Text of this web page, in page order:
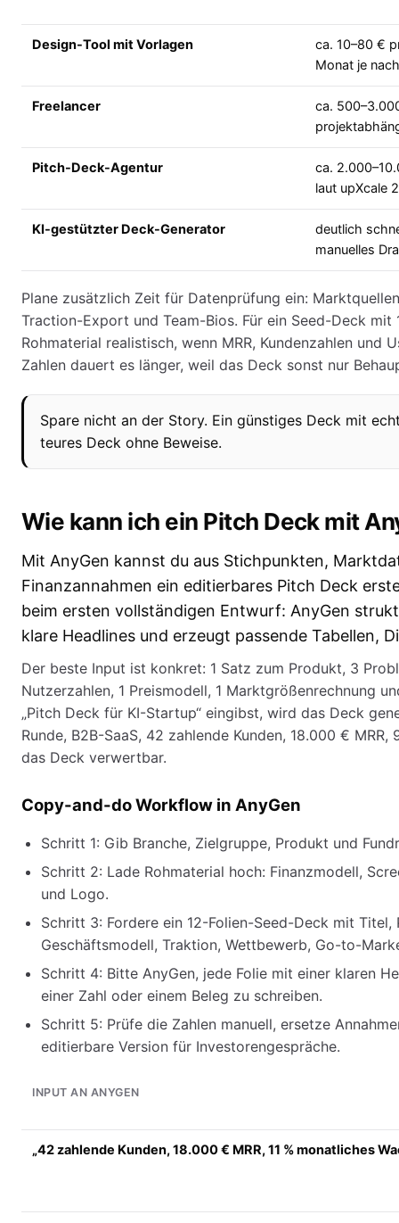
Design-Tool mit Vorlagen
ca. 10–80 €
Monat je
Freelancer
ca.
Pitch-Deck-Agentur
ca.
laut upXcale
KI-gestützter Deck-Generator
deutlich
manuelles
Plane zusätzlich Zeit für Datenprüfung ein:
Traction-Export und Team-Bios. Für ein Seed-Deck
Rohmaterial realistisch, wenn MRR, Kundenzahlen und
Zahlen dauert es länger, weil das Deck sonst nur
Spare nicht an der Story. Ein günstiges Deck mit
teures Deck ohne Beweise.
Wie kann ich ein Pitch Deck mit
Mit AnyGen kannst du aus Stichpunkten,
Finanzannahmen ein editierbares Pitch Deck
beim ersten vollständigen Entwurf: AnyGen
klare Headlines und erzeugt passende Tabellen,
Der beste Input ist konkret: 1 Satz zum Produkt, 3
Nutzerzahlen, 1 Preismodell, 1 Marktgrößenrechnung
„Pitch Deck für KI-Startup“ eingibst, wird das Deck
Runde, B2B-SaaS, 42 zahlende Kunden, 18.000 €
das Deck verwertbar.
Copy-and-do Workflow in AnyGen
Schritt 1: Gib Branche, Zielgruppe, Produkt und
Schritt 2: Lade Rohmaterial hoch: Finanzmodell,
und Logo.
Schritt 3: Fordere ein 12-Folien-Seed-Deck mit
Geschäftsmodell, Traktion, Wettbewerb, Go-to-
Schritt 4: Bitte AnyGen, jede Folie mit einer klaren
einer Zahl oder einem Beleg zu schreiben.
Schritt 5: Prüfe die Zahlen manuell, ersetze
editierbare Version für Investorengespräche.
INPUT AN ANYGEN
„42 zahlende Kunden, 18.000 € MRR, 11 % monatliches